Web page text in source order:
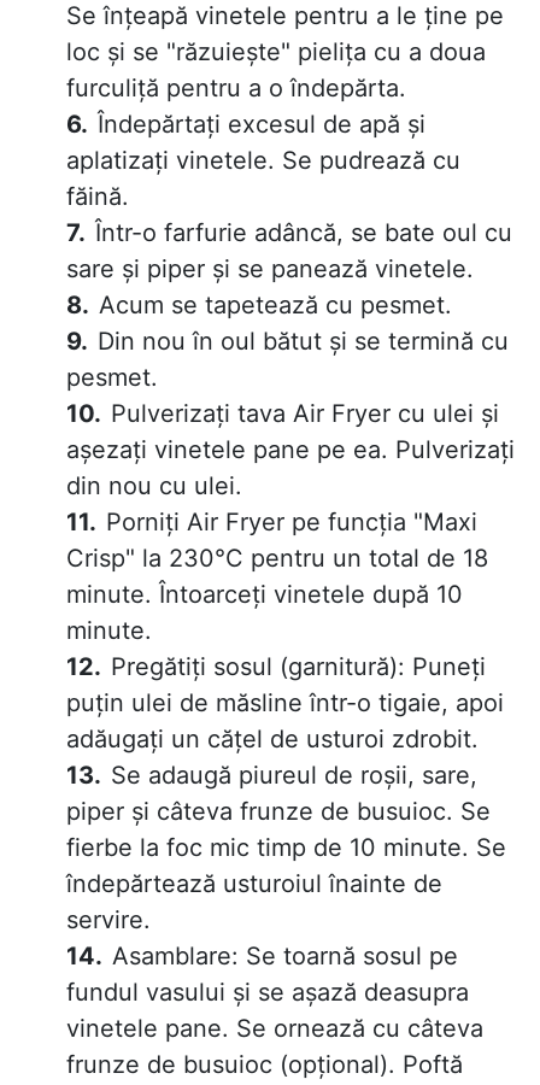
Se înțeapă vinetele pentru a le ține pe
loc și se "răzuiește" pielița cu a doua
furculiță pentru a o îndepărta.
Îndepărtați excesul de apă și
aplatizați vinetele. Se pudrează cu
făină.
Într-o farfurie adâncă, se bate oul cu
sare și piper și se panează vinetele.
Acum se tapetează cu pesmet.
Din nou în oul bătut și se termină cu
pesmet.
Pulverizați tava Air Fryer cu ulei și
așezați vinetele pane pe ea. Pulverizați
din nou cu ulei.
Porniți Air Fryer pe funcția "Maxi
Crisp" la 230°C pentru un total de 18
minute. Întoarceți vinetele după 10
minute.
Pregătiți sosul (garnitură): Puneți
puțin ulei de măsline într-o tigaie, apoi
adăugați un cățel de usturoi zdrobit.
Se adaugă piureul de roșii, sare,
piper și câteva frunze de busuioc. Se
fierbe la foc mic timp de 10 minute. Se
îndepărtează usturoiul înainte de
servire.
Asamblare: Se toarnă sosul pe
fundul vasului și se așază deasupra
vinetele pane. Se ornează cu câteva
frunze de busuioc (opțional). Poftă